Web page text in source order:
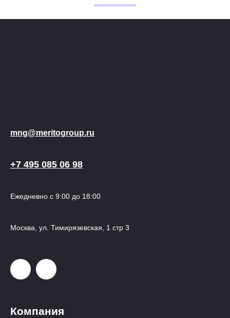
mng@meritogroup.ru
+7 495 085 06 98
Ежедневно с 9:00 до 18:00
Москва, ул. Тимирязевская, 1 стр 3
Компания